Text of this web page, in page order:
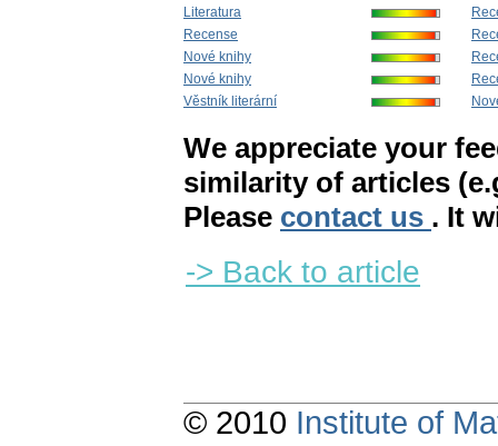
Literatura
Recense
Nové knihy
Nové knihy
Věstník literární
We appreciate your
similarity of articles
Please contact us . It
-> Back to article
© 2010 Institute of